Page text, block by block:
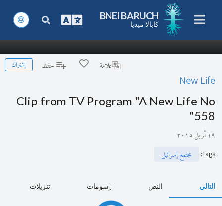
BNEI BARUCH
كابالا ميديا
علامة حفظ إشتراك
New Life
Clip from TV Program "A New Life No
558"
١٩ أبريل ٢٠١٥
Tags
: مجتمع إسرائيل
التالي النص رسومات تنزيلات